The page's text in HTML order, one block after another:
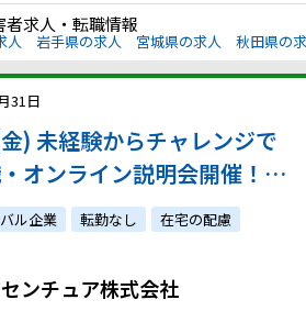
者求人・転職情報
人 岩手県の求人 宮城県の求人 秋田県の
31日
) 未経験からチャレンジで
オンライン説明会開催！※
D&I指数世界トップクラス
コンサルティング企業。障
壇あり、選考前に理解を深
メ★
ル企業 転勤なし
在宅の配慮
ンチュア株式会社
ご利用ガイド
法人向けページ
ニューを閉じる